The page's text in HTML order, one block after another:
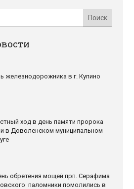
железнодорожника в г. Купино
ход в день памяти пророка
в Доволенском муниципальном
обретения мощей прп. Серафима
паломники помолились в